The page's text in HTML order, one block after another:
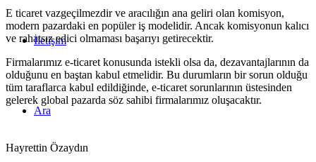
İletişim
Ara
E ticaret vazgeçilmezdir ve aracılığın ana geliri olan komisyon,
modern pazardaki en popüler iş modelidir. Ancak komisyonun kalıcı
ve rahatsız edici olmaması başarıyı getirecektir.
Firmalarımız e-ticaret konusunda istekli olsa da, dezavantajlarının da
olduğunu en baştan kabul etmelidir. Bu durumların bir sorun olduğu
tüm taraflarca kabul edildiğinde, e-ticaret sorunlarının üstesinden
gelerek global pazarda söz sahibi firmalarımız oluşacaktır.
Hayrettin Özaydın